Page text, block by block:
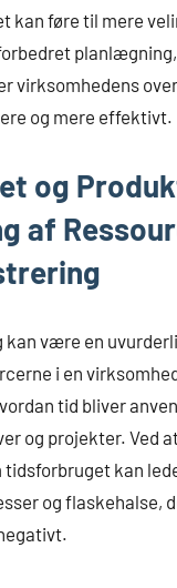
kan føre til mere
virksomhedens
og mere effektivt.
og
af
være en
i en
tid bliver
og projekter. Ved
kan
og flaskehalse,